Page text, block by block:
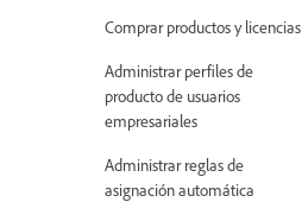
Comprar productos y licencias
Administrar perfiles de
producto de usuarios
empresariales
Administrar reglas de
asignación automática